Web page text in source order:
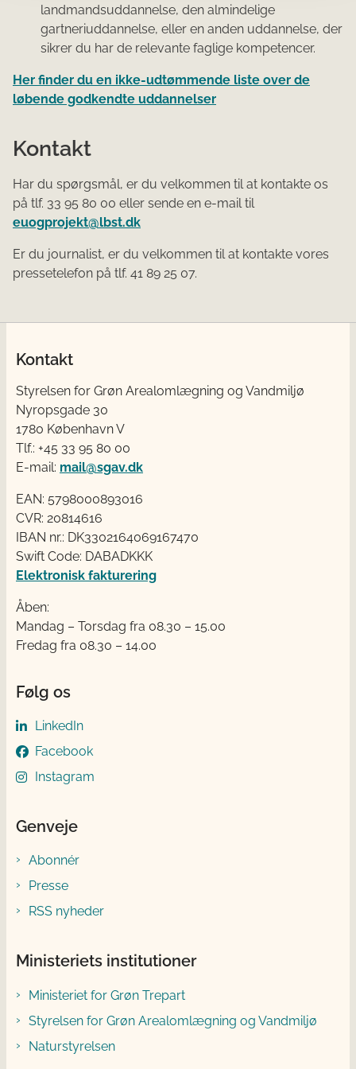
landmandsuddannelse, den almindelige
gartneriuddannelse, eller en anden uddannelse, der
sikrer du har de relevante faglige kompetencer.
Her finder du en ikke-udtømmende liste over de
løbende godkendte uddannelser
Kontakt
Har du spørgsmål, er du velkommen til at kontakte os
på tlf. 33 95 80 00 eller sende en e-mail til
euogprojekt@lbst.dk
Er du journalist, er du velkommen til at kontakte vores
pressetelefon på tlf. 41 89 25 07.
Kontakt
Styrelsen for Grøn Arealomlægning og Vandmiljø
Nyropsgade 30
1780 København V
Tlf.: +45 33 95 80 00
E-mail: mail@sgav.dk
EAN: 5798000893016
CVR: 20814616
IBAN nr.: DK3302164069167470
Swift Code: DABADKKK
Elektronisk fakturering
Åben:
Mandag – Torsdag fra 08.30 – 15.00
Fredag fra 08.30 – 14.00
Følg os
LinkedIn
Facebook
Instagram
Genveje
Abonnér
Presse
RSS nyheder
Ministeriets institutioner
Ministeriet for Grøn Trepart
Styrelsen for Grøn Arealomlægning og Vandmiljø
Naturstyrelsen